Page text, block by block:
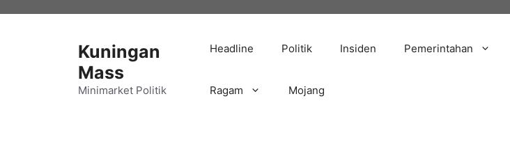
Kuningan
Mass
Minimarket Politik
Headline Politik Insiden Pemerintahan
Ragam Mojang